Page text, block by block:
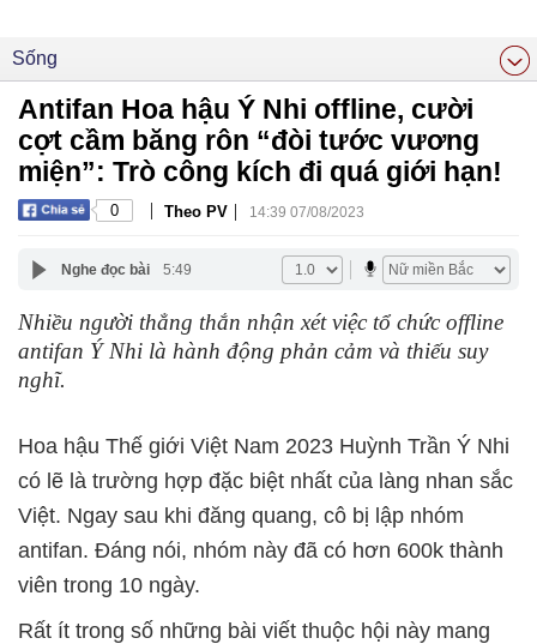
Sống
Antifan Hoa hậu Ý Nhi offline, cười
cợt cầm băng rôn “đòi tước vương
miện”: Trò công kích đi quá giới hạn!
0 | Theo PV | 14:39 07/08/2023
Nghe đọc bài 5:49
Nhiều người thẳng thắn nhận xét việc tổ chức offline
antifan Ý Nhi là hành động phản cảm và thiếu suy
nghĩ.
Hoa hậu Thế giới Việt Nam 2023 Huỳnh Trần Ý Nhi
có lẽ là trường hợp đặc biệt nhất của làng nhan sắc
Việt. Ngay sau khi đăng quang, cô bị lập nhóm
antifan. Đáng nói, nhóm này đã có hơn 600k thành
viên trong 10 ngày.
Rất ít trong số những bài viết thuộc hội này mang